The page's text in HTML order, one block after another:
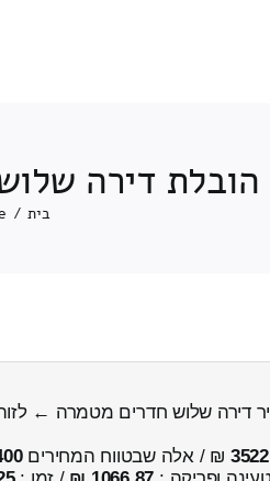
הובלת דירה
בית /
דירה שלוש חדרים מטמרה ←
₪ / אלה שבטווח המחירים